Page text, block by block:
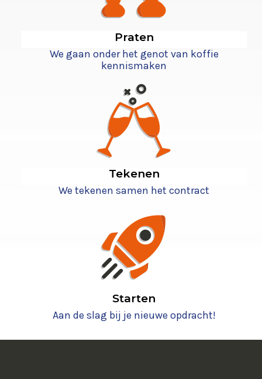
Praten
We gaan onder het genot van koffie
kennismaken
Tekenen
We tekenen samen het contract
Starten
Aan de slag bij je nieuwe opdracht!